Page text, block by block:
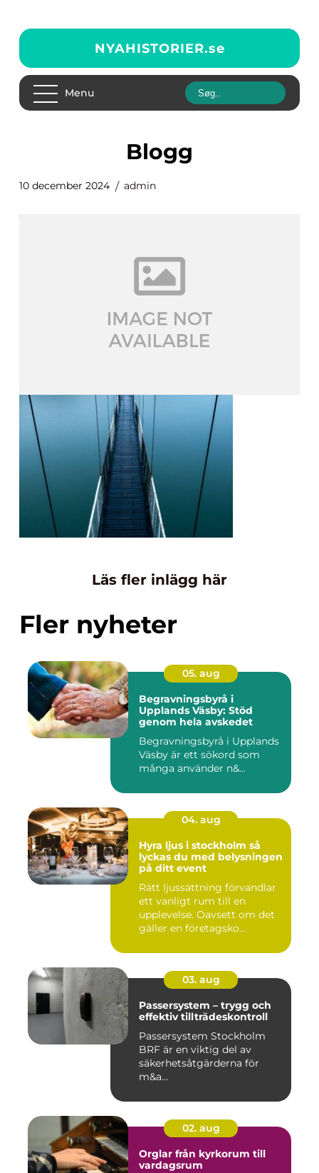
NYAHISTORIER.se
Menu
blogg
10 december 2024 admin
Läs fler inlägg här
Fler nyheter
05. aug
Begravningsbyrå i
Upplands Väsby: Stöd
genom hela avskedet
Begravningsbyrå i Upplands
Väsby är ett sökord som
många använder n&...
04. aug
Hyra ljus i stockholm så
lyckas du med belysningen
på ditt event
Rätt ljussättning förvandlar
ett vanligt rum till en
upplevelse. Oavsett om det
gäller en företagsko...
03. aug
Passersystem – trygg och
effektiv tillträdeskontroll
Passersystem Stockholm
BRF är en viktig del av
säkerhetsåtgärderna för
m&a...
02. aug
Orglar från kyrkorum till
vardagsrum